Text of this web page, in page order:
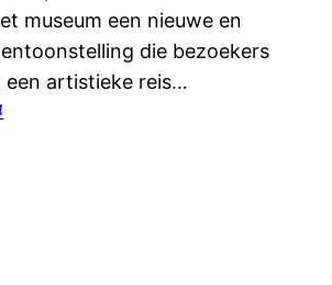
museum een nieuwe en
die bezoekers
een artistieke reis…